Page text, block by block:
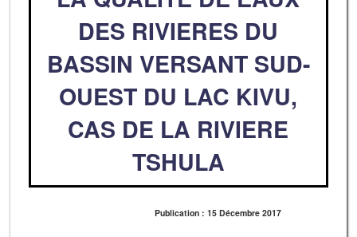
DES RIVIERES DU
BASSIN VERSANT SUD-
OUEST DU LAC KIVU,
CAS DE LA RIVIERE
TSHULA
Publication : 15 Décembre 2017